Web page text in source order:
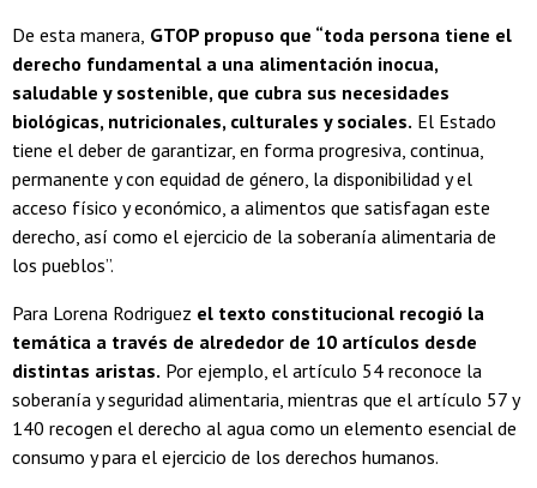
De esta manera, GTOP propuso que “toda persona tiene el
derecho fundamental a una alimentación inocua,
saludable y sostenible, que cubra sus necesidades
biológicas, nutricionales, culturales y sociales. El Estado
tiene el deber de garantizar, en forma progresiva, continua,
permanente y con equidad de género, la disponibilidad y el
acceso físico y económico, a alimentos que satisfagan este
derecho, así como el ejercicio de la soberanía alimentaria de
los pueblos”.
Para Lorena Rodriguez el texto constitucional recogió la
temática a través de alrededor de 10 artículos desde
distintas aristas. Por ejemplo, el artículo 54 reconoce la
soberanía y seguridad alimentaria, mientras que el artículo 57 y
140 recogen el derecho al agua como un elemento esencial de
consumo y para el ejercicio de los derechos humanos.